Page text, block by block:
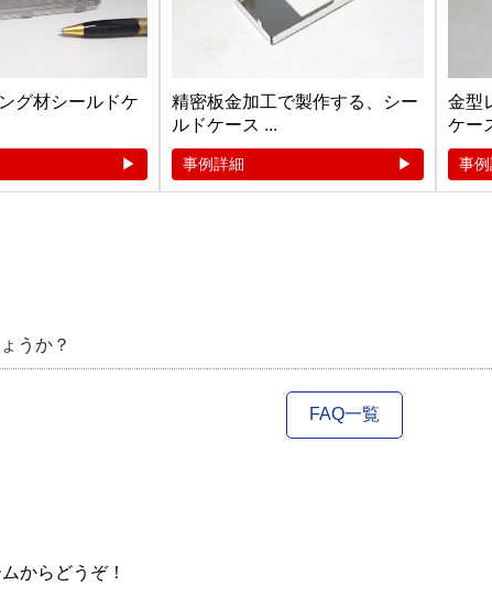
グ材シールドケ
精密板金加工で製作する、シー
ルドケース ...
事例詳細
金型
ケー
事
うか？
FAQ一覧
からどうぞ！